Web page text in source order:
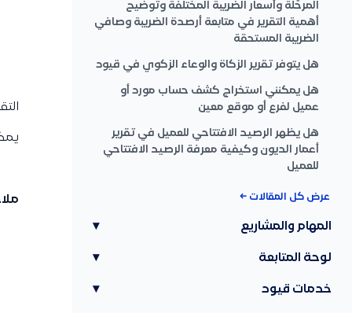
المرحَّلة وأسعار الضريبة المختلفة وتوضيح
أهمية التقرير في متابعة أرصدة الضريبة وصافي
الضريبة المستحقة
هل يتوفر تقرير الزكاة والوعاء الزكوي في قيود
هل يمكنني استخراج كشف حساب مورد أو
عميل لفرع أو موقع معين
هل يظهر الرصيد الافتتاحي للعميل في تقرير
أعمار الديون وكيفية معرفة الرصيد الافتتاحي
للعميل
عرض كل المقالات ←
المهام والمشاريع ▾
لوحة المتابعة ▾
خدمات قيود ▾